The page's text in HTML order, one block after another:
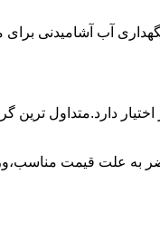
آب آشامیدنی
دورانی از آن استفاده می شود و مقدار 85 درصد
به علت قیمت